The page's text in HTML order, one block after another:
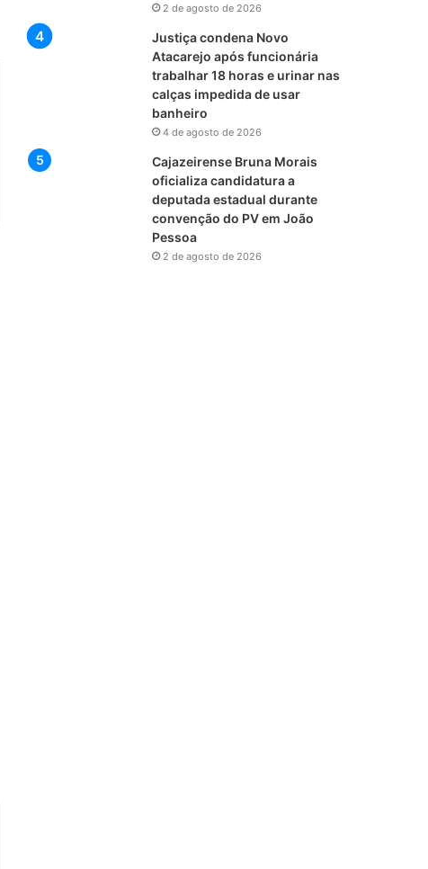
2 de agosto de 2026
Justiça condena Novo
Atacarejo após funcionária
trabalhar 18 horas e urinar nas
calças impedida de usar
banheiro
4 de agosto de 2026
Cajazeirense Bruna Morais
oficializa candidatura a
deputada estadual durante
convenção do PV em João
Pessoa
2 de agosto de 2026